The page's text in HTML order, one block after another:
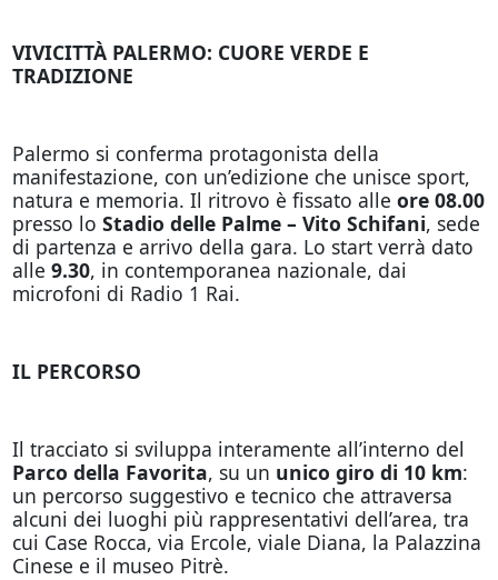
VIVICITTÀ PALERMO: CUORE VERDE E
TRADIZIONE
Palermo si conferma protagonista della
manifestazione, con un’edizione che unisce sport,
natura e memoria. Il ritrovo è fissato alle ore 08.00
presso lo Stadio delle Palme – Vito Schifani, sede
di partenza e arrivo della gara. Lo start verrà dato
alle 9.30, in contemporanea nazionale, dai
microfoni di Radio 1 Rai.
IL PERCORSO
Il tracciato si sviluppa interamente all’interno del
Parco della Favorita, su un unico giro di 10 km:
un percorso suggestivo e tecnico che attraversa
alcuni dei luoghi più rappresentativi dell’area, tra
cui Case Rocca, via Ercole, viale Diana, la Palazzina
Cinese e il museo Pitrè.